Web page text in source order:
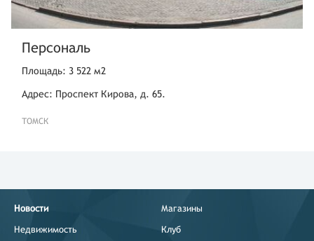
Персональ
Площадь: 3 522 м2
Адрес: Проспект Кирова, д. 65.
ТОМСК
Новости
Недвижимость
Магазины
Клуб